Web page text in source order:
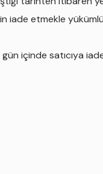
iade etmekle
içinde satıcıya